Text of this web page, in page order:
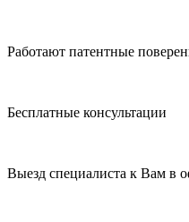
Работают патентные
Бесплатные консультации
Выезд специалиста к Вам в